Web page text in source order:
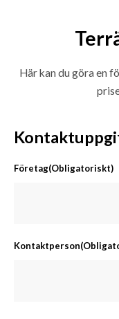
Här kan du göra en
Företag(Obligatoriskt)
Kontaktperson